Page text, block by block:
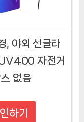
, 야외 선글라
자전거
없음
하기